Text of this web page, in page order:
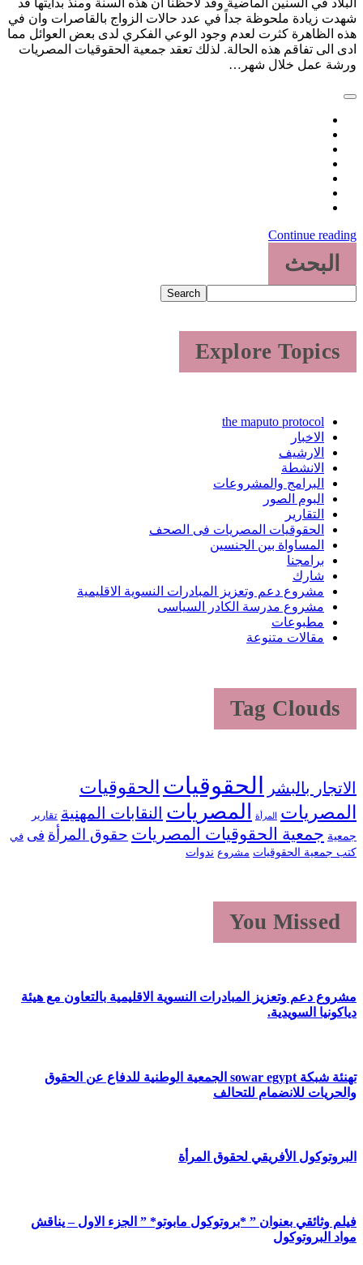
البلاد في السنين الماضية وقد لاحظنا ان هذه السنة ومنذ بدايتها قد
شهدت زيادة ملحوظة جداً في عدد حالات الزواج بالقاصرات وان في
هذه الظاهرة كثرت لعدم وجود الوعي الفكري لدى بعض العوائل مما
ادى الى تفاقم هذه الحالة. لذلك تعقد جمعية الحقوقيات المصريات
ورشة عمل خلال شهر…
Continue reading
البحث
Search
Explore Topics
the maputo protocol
الاخبار
الارشيف
الانشطة
البرامج والمشروعات
البوم الصور
التقارير
الحقوقيات المصريات فى الصحف
المساواة بين الجنسين
برامجنا
شارك
مشروع دعم وتعزيز المبادرات النسوية الاقليمية
مشروع مدرسة الكادر السياسى
مطبوعات
مقالات متنوعة
Tag Clouds
الاتجار بالبشر الحقوقيات الحقوقيات
المصريات
المرأة المصريات النقابات المهنية تقارير
جمعية جمعية الحقوقيات المصريات حقوق المرأة فى في
كتب جمعية الحقوقيات مشروع ندوات
You Missed
مشروع دعم وتعزيز المبادرات النسوية الاقليمية بالتعاون مع هيئة
دياكونيا السويدية.
تهنئة شبكة sowar egypt الجمعية الوطنية للدفاع عن الحقوق
والحريات للانضمام للتحالف
البروتوكول الأفريقي لحقوق المرأة
فيلم وثائقي بعنوان ” *بروتوكول مابوتو* ” الجزء الاول – يناقش
مواد البروتوكول